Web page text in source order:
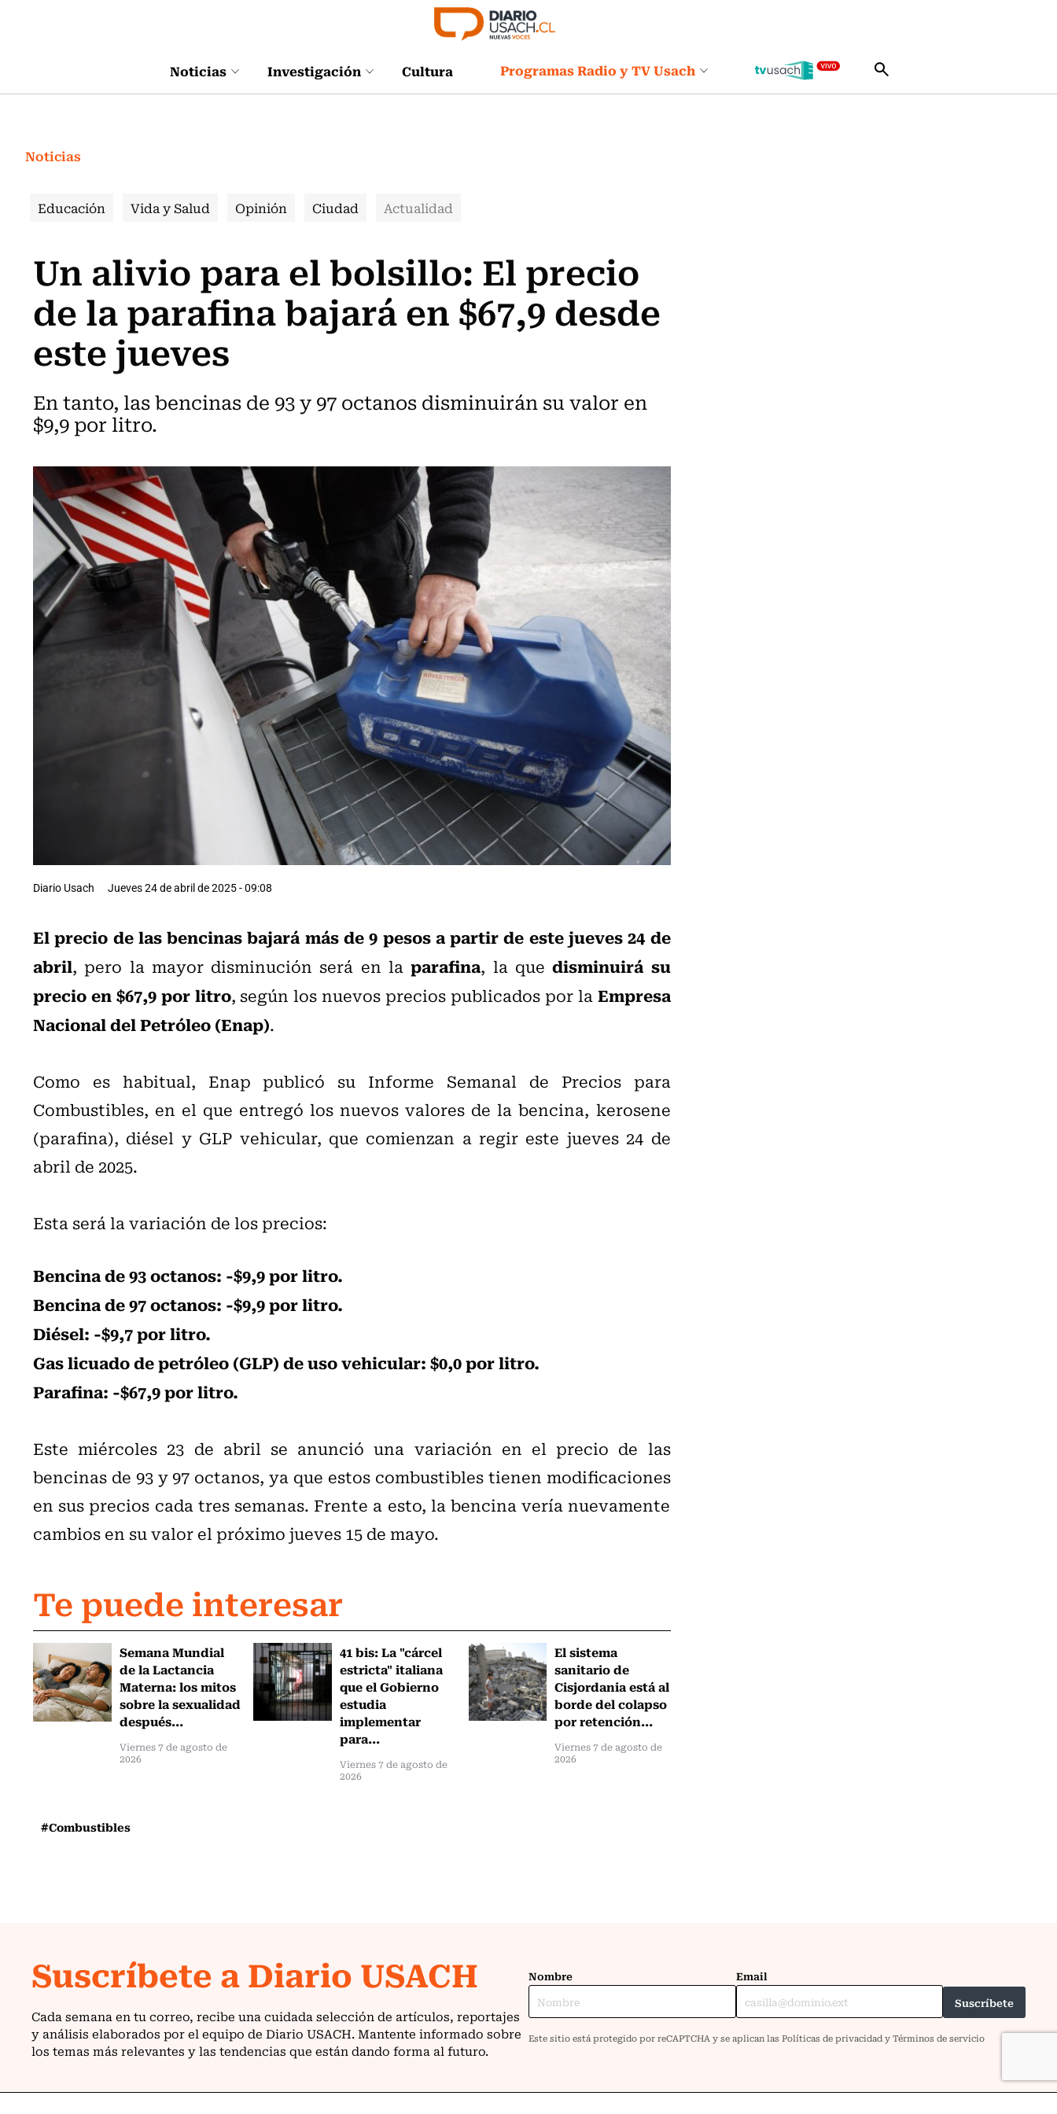
Noticias Investigación Cultura Programas Radio y TV Usach
Noticias
Educación Vida y Salud Opinión Ciudad Actualidad
Un alivio para el bolsillo: El precio
de la parafina bajará en $67,9 desde
este jueves
En tanto, las bencinas de 93 y 97 octanos disminuirán su valor en
$9,9 por litro.
Diario Usach Jueves 24 de abril de 2025 - 09:08
El precio de las bencinas bajará más de 9 pesos a partir de este jueves 24 de
abril, pero la mayor disminución será en laparafina, la quedisminuirá su
precio en $67,9 por litro, según los nuevos precios publicados por laEmpresa
Nacional del Petróleo (Enap).
Como es habitual, Enap publicó su Informe Semanal de Precios para
Combustibles, en el que entregó los nuevos valores de la bencina, kerosene
(parafina), diésel y GLP vehicular, que comienzan a regir este jueves 24 de
abril de 2025.
Esta será la variación de los precios:
Bencina de 93 octanos: -$9,9 por litro.
Bencina de 97 octanos: -$9,9 por litro.
Diésel: -$9,7 por litro.
Gas licuado de petróleo (GLP) de uso vehicular: $0,0 por litro.
Parafina: -$67,9 por litro.
Este miércoles 23 de abril se anunció una variación en el precio de las
bencinas de 93 y 97 octanos, ya que estos combustibles tienen modificaciones
en sus precios cada tres semanas. Frente a esto, la bencina vería nuevamente
cambios en su valor el próximo jueves 15 de mayo.
Te puede interesar
Semana Mundial
de la Lactancia
Materna: los mitos
sobre la sexualidad
después...
Viernes 7 de agosto de
2026
41 bis: La "cárcel
estricta" italiana
que el Gobierno
estudia
implementar
para...
Viernes 7 de agosto de
2026
El sistema
sanitario de
Cisjordania está al
borde del colapso
por retención...
Viernes 7 de agosto de
2026
#Combustibles